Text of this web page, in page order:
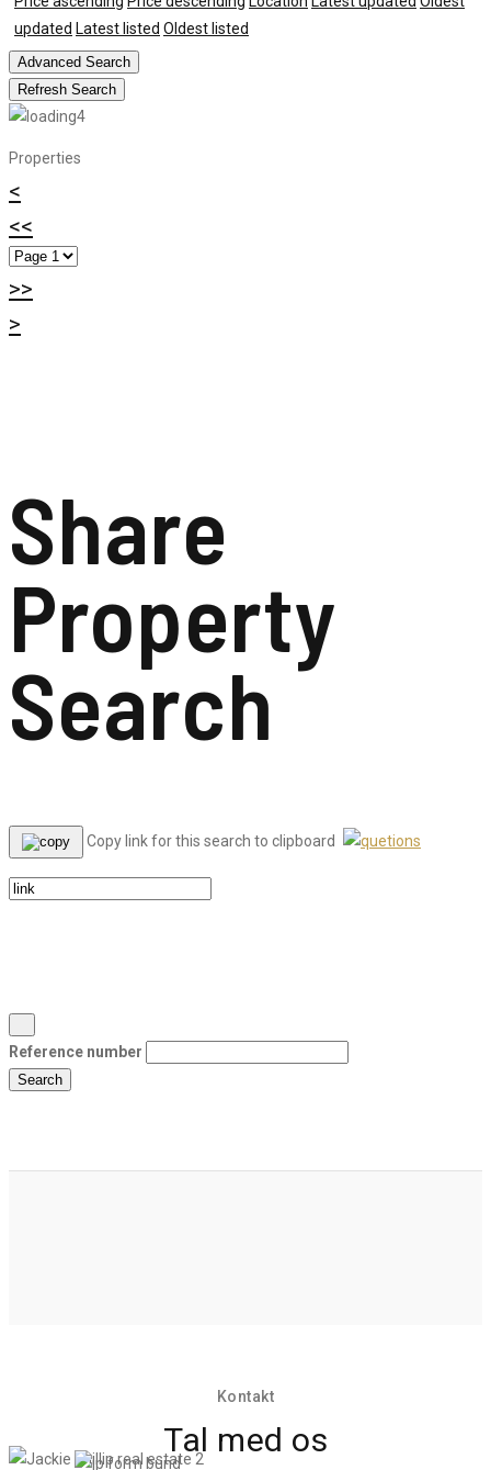
updated Latest listed Oldest listed
Advanced Search
Refresh Search
Properties
<
<<
>>
>
Share
Property
Search
Copy link for this search to clipboard
Reference number
Search
Kontakt
Tal med os